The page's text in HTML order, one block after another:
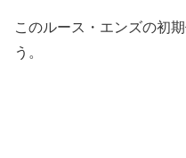
このルース・エンズの初
う。